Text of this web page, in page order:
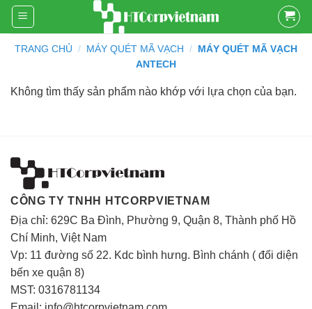
Skip
content
TRANG CHỦ / MÁY QUÉT MÃ VẠCH / MÁY QUÉT MÃ VẠCH
ANTECH
Không tìm thấy sản phẩm nào khớp với lựa chọn của bạn.
CÔNG TY TNHH HTCORPVIETNAM
Địa chỉ: 629C Ba Đình, Phường 9, Quận 8, Thành phố Hồ
Chí Minh, Việt Nam
Vp: 11 đường số 22. Kdc bình hưng. Bình chánh ( đối diện
bến xe quận 8)
MST: 0316781134